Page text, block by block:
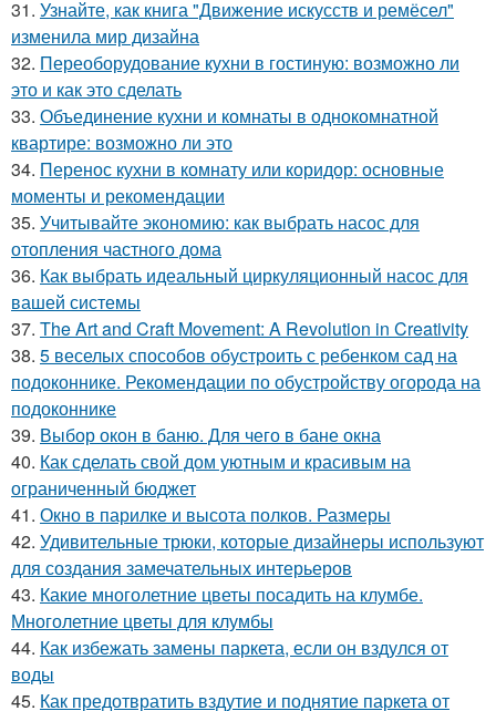
31. Узнайте, как книга "Движение искусств и ремёсел"
изменила мир дизайна
32. Переоборудование кухни в гостиную: возможно ли
это и как это сделать
33. Объединение кухни и комнаты в однокомнатной
квартире: возможно ли это
34. Перенос кухни в комнату или коридор: основные
моменты и рекомендации
35. Учитывайте экономию: как выбрать насос для
отопления частного дома
36. Как выбрать идеальный циркуляционный насос для
вашей системы
37. The Art and Craft Movement: A Revolution in Creativity
38. 5 веселых способов обустроить с ребенком сад на
подоконнике. Рекомендации по обустройству огорода на
подоконнике
39. Выбор окон в баню. Для чего в бане окна
40. Как сделать свой дом уютным и красивым на
ограниченный бюджет
41. Окно в парилке и высота полков. Размеры
42. Удивительные трюки, которые дизайнеры используют
для создания замечательных интерьеров
43. Какие многолетние цветы посадить на клумбе.
Многолетние цветы для клумбы
44. Как избежать замены паркета, если он вздулся от
воды
45. Как предотвратить вздутие и поднятие паркета от